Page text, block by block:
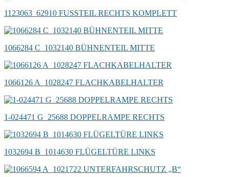
1123063_62910 FUSSTEIL RECHTS KOMPLETT
1066284 C_1032140 BÜHNENTEIL MITTE
1066126 A_1028247 FLACHKABELHALTER
1-024471 G_25688 DOPPELRAMPE RECHTS
1032694 B_1014630 FLÜGELTÜRE LINKS